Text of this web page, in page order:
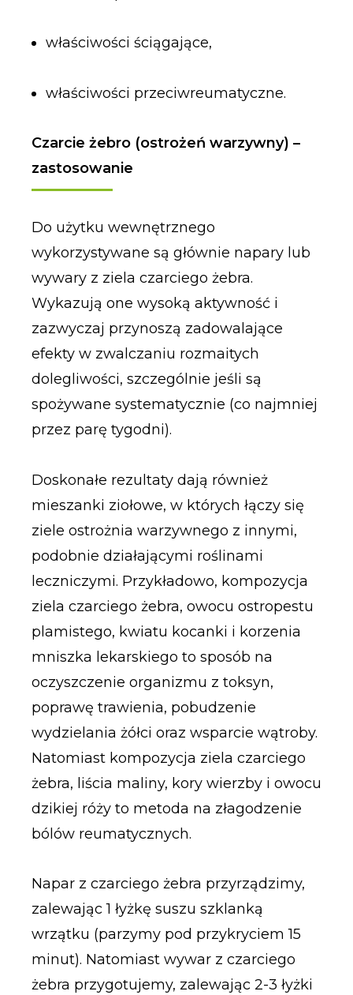
właściwości ściągające,
właściwości przeciwreumatyczne.
Czarcie żebro (ostrożeń warzywny) –
zastosowanie
Do użytku wewnętrznego
wykorzystywane są głównie napary lub
wywary z ziela czarciego żebra.
Wykazują one wysoką aktywność i
zazwyczaj przynoszą zadowalające
efekty w zwalczaniu rozmaitych
dolegliwości, szczególnie jeśli są
spożywane systematycznie (co najmniej
przez parę tygodni).
Doskonałe rezultaty dają również
mieszanki ziołowe, w których łączy się
ziele ostrożnia warzywnego z innymi,
podobnie działającymi roślinami
leczniczymi. Przykładowo, kompozycja
ziela czarciego żebra, owocu ostropestu
plamistego, kwiatu kocanki i korzenia
mniszka lekarskiego to sposób na
oczyszczenie organizmu z toksyn,
poprawę trawienia, pobudzenie
wydzielania żółci oraz wsparcie wątroby.
Natomiast kompozycja ziela czarciego
żebra, liścia maliny, kory wierzby i owocu
dzikiej róży to metoda na złagodzenie
bólów reumatycznych.
Napar z czarciego żebra przyrządzimy,
zalewając 1 łyżkę suszu szklanką
wrzątku (parzymy pod przykryciem 15
minut). Natomiast wywar z czarciego
żebra przygotujemy, zalewając 2-3 łyżki